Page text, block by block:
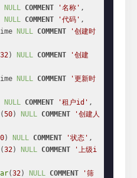
NULL COMMENT '名称' ,
NULL COMMENT '代码' ,
NULL COMMENT
'创建时
32) NULL COMMENT
'创建
NULL COMMENT
'更新时
NULL COMMENT '租户id' ,
(50) NULL COMMENT
'创建人
) NULL COMMENT '状态' ,
(32) NULL COMMENT
'上级i
(32) NULL COMMENT
'筛